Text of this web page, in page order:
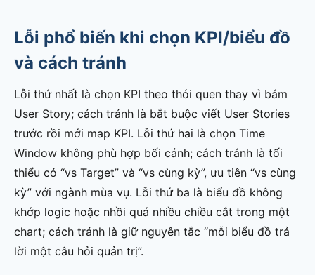
Lỗi phổ biến khi chọn KPI/biểu đồ
và cách tránh
Lỗi thứ nhất là chọn KPI theo thói quen thay vì bám
User Story; cách tránh là bắt buộc viết User Stories
trước rồi mới map KPI. Lỗi thứ hai là chọn Time
Window không phù hợp bối cảnh; cách tránh là tối
thiểu có “vs Target” và “vs cùng kỳ”, ưu tiên “vs cùng
kỳ” với ngành mùa vụ. Lỗi thứ ba là biểu đồ không
khớp logic hoặc nhồi quá nhiều chiều cắt trong một
chart; cách tránh là giữ nguyên tắc “mỗi biểu đồ trả
lời một câu hỏi quản trị”.